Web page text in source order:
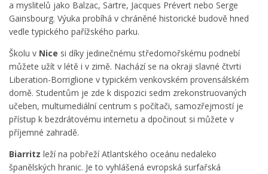
a myslitelů jako Balzac, Sartre, Jacques Prévert nebo Serge
Gainsbourg. Výuka probíhá v chráněné historické budově hned
vedle typického pařížského parku.
Školu v Nice si díky jedinečnému středomořskému podnebí
můžete užít v létě i v zimě. Nachází se na okraji slavné čtvrti
Liberation-Borriglione v typickém venkovském provensálském
domě. Studentům je zde k dispozici sedm zrekonstruovaných
učeben, multumediální centrum s počítači, samozřejmostí je
přístup k bezdrátovému internetu a dpočinout si můžete v
příjemné zahradě.
Biarritz leží na pobřeží Atlantského oceánu nedaleko
španělských hranic. Je to vyhlášená evropská surfařská